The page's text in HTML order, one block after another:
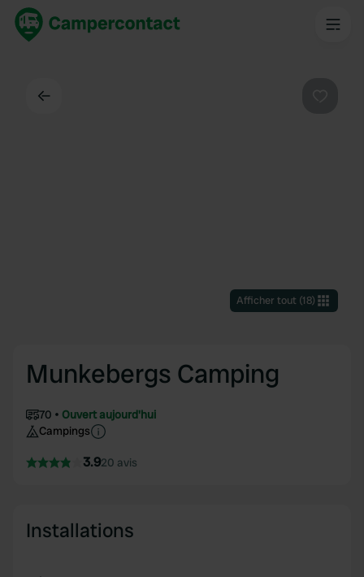
Afficher tout(18)
Munkebergs Camping
70
Ouvert aujourd'hui
Campings
3.920 avis
Installations